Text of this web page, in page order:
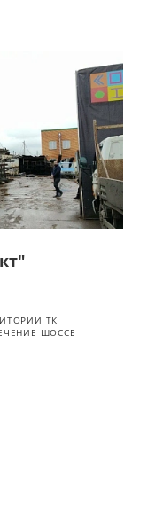
ТК
ШОССЕ